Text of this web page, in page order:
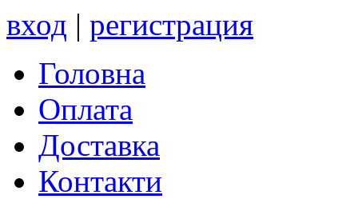
вход | регистрация
Головна
Оплата
Доставка
Контакти